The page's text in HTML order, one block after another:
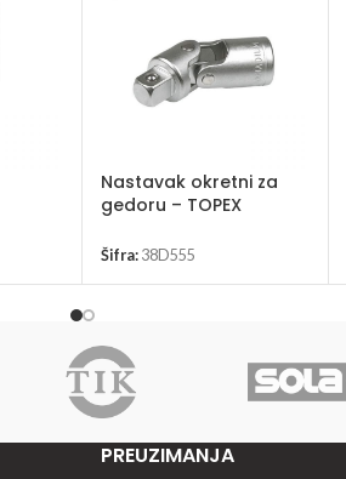
Nastavak okretni za
gedoru – TOPEX
Šifra: 38D555
PREUZIMANJA